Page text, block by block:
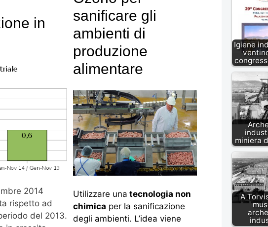
in
2014
rispetto ad
del 2013.
sanificare gli
ambienti di
produzione
alimentare
Utilizzare una tecnologia non
chimica per la sanificazione
degli ambienti. L’idea viene
Igiene
miniera
A